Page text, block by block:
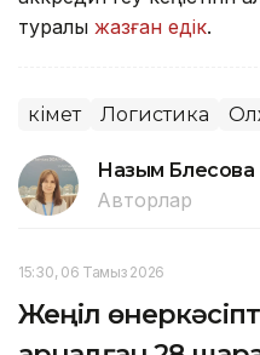
туралы жазған едік.
Үкімет Логистика
Назым Бөлесова
Авторлар
15:30, 06 Тамыз 2026
Жеңіл